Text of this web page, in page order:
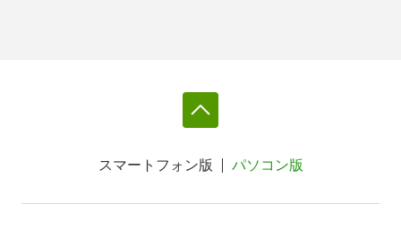
スマートフォン版 パソコン版